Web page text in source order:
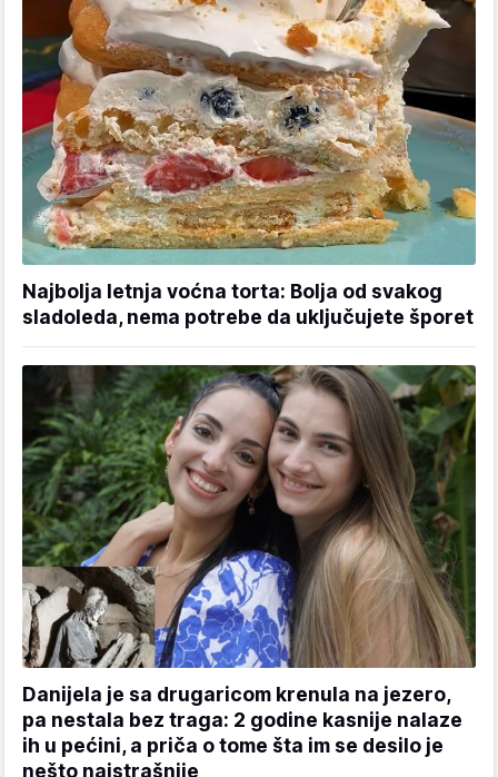
Najbolja letnja voćna torta: Bolja od svakog
sladoleda, nema potrebe da uključujete šporet
Danijela je sa drugaricom krenula na jezero,
pa nestala bez traga: 2 godine kasnije nalaze
ih u pećini, a priča o tome šta im se desilo je
nešto najstrašnije